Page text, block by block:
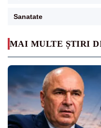
MAI MULTE ȘTIRI
Sanatate